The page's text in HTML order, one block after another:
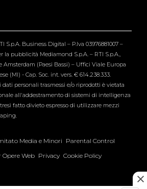
S.p.A. Business Digital – P.Iva 03976881007 –
pubblicità Mediamond S.p.A. – RTI S.p.A.,
Amsterdam (Paesi Bassi) – Uffici Viale Europa
(MI) - Cap. Soc. int. vers. € 614.238.333.
personali trasmessi e/o riprodotti è vietata
all'addestramento di sistemi di intelligenza
fatto divieto espresso di utilizzare mezzi
Media e Minori Parental Control
Web Privacy Cookie Policy